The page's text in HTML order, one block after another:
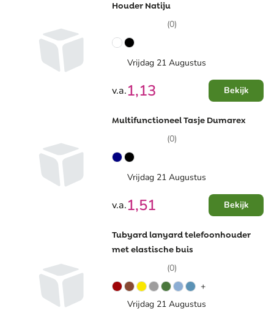
Houder Natiju
(0)
Vrijdag 21 Augustus
v.a.1,13 Bekijk
Multifunctioneel Tasje Dumarex
(0)
Vrijdag 21 Augustus
v.a.1,51 Bekijk
Tubyard lanyard telefoonhouder
met elastische buis
(0)
+
Vrijdag 21 Augustus